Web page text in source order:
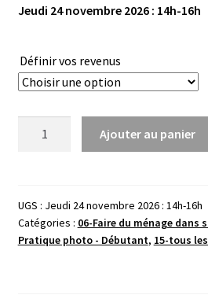
Jeudi 24 novembre 2026 : 14h-16h
Définir vos revenus
Google
photos
-
Ajouter au panier
UGS : Jeudi 24 novembre 2026 : 14h-16h
Catégories : 06-Faire du ménage dans
Pratique photo - Débutant, 15-tous